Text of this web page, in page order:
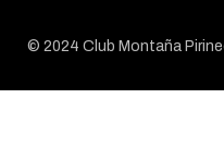
© 2024 Club Montaña